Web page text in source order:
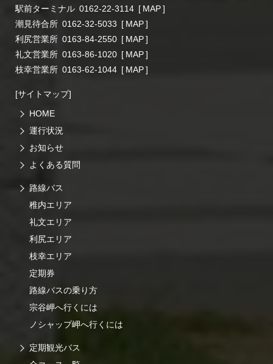
駅前ターミナル 0162-22-3114 [ MAP]
潮見待合所 0162-32-5033 [ MAP]
利尻営業所 0163-84-2550 [ MAP]
礼文営業所 0163-86-1020 [ MAP]
枝幸営業所 0163-62-1044 [ MAP]
[サイトマップ]
HOME
運行状況
お知らせ
よくある質問
路線バス
稚内エリア
礼文エリア
利尻エリア
枝幸エリア
定期券
路線バスの乗り方
宗谷岬へ行くには
ノシャップ岬へ行くには
定期観光バス